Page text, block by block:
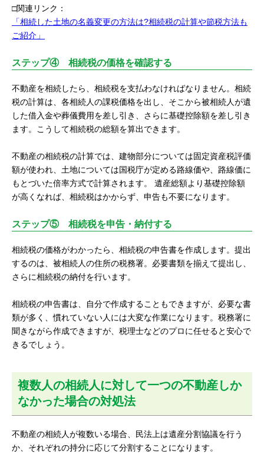
□関連リンク：
「相続した土地の名義変更の方法は?相続税の計算や節税方法も
ご紹介」
ステップ④ 相続税の価格を確認する
不動産を相続したら、相続税を支払わなければなりません。相続
税の計算は、各相続人の課税価格を出し、そこから被相続人が遺
した借入金や葬儀費用を差し引き、さらに基礎控除額を差し引き
ます。こうして相続税の総額を算出できます。
不動産の相続税の計算では、建物部分については固定資産税評価
額が使われ、土地については国税庁が定める路線価や、路線価に
もとづいた倍率方式で計算されます。 遺産総額より基礎控除額
が高くなれば、相続税はかからず、申告も不要になります。
ステップ⑤ 相続税を申告・納付する
相続税の価格がわかったら、相続税の申告書を作成します。提出
するのは、被相続人の住所の税務署。必要書類を揃えて提出し、
さらに相続税の納付を行います。
相続税の申告書は、自分で作成することもできますが、必要な書
類が多く、慣れていない人には大変な作業になります。税務署に
聞きながら作成できますが、税理士などのプロに任せると安心で
きるでしょう。
複数人の相続人に対して一つの不動産しか
なかった場合の対処法
不動産の相続人が複数いる場合、民法上は遺産分割協議を行う
か、それぞれの持分に応じて分割することになります。